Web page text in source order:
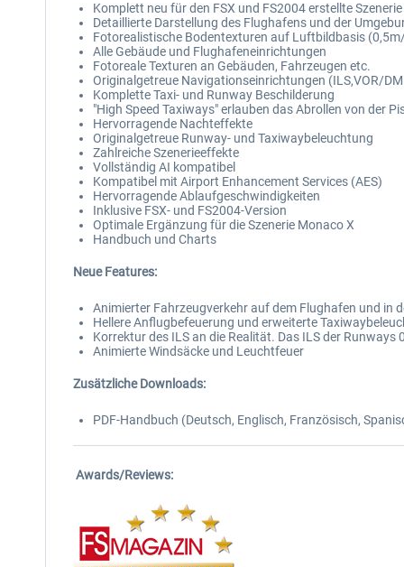
Komplett neu für den FSX und FS2004 erstellte
Detaillierte Darstellung des Flughafens und der
Fotorealistische Bodentexturen auf Luftbildbasis
Alle Gebäude und Flughafeneinrichtungen
Fotoreale Texturen an Gebäuden, Fahrzeugen etc.
Originalgetreue Navigationseinrichtungen (ILS,VOR/
Komplette Taxi- und Runway Beschilderung
"High Speed Taxiways" erlauben das Abrollen von der
Hervorragende Nachteffekte
Originalgetreue Runway- und Taxiwaybeleuchtung
Zahlreiche Szenerieeffekte
Vollständig AI kompatibel
Kompatibel mit Airport Enhancement Services (AES)
Hervorragende Ablaufgeschwindigkeiten
Inklusive FSX- und FS2004-Version
Optimale Ergänzung für die Szenerie Monaco X
Handbuch und Charts
Neue Features:
Animierter Fahrzeugverkehr auf dem Flughafen und in
Hellere Anflugbefeuerung und erweiterte
Korrektur des ILS an die Realität. Das ILS der
Animierte Windsäcke und Leuchtfeuer
Zusätzliche Downloads:
PDF-Handbuch (Deutsch, Englisch, Französisch,
Awards/Reviews: